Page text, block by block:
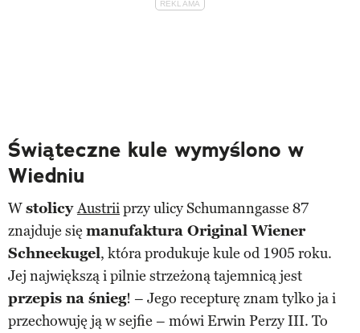
Świąteczne kule wymyślono w
Wiedniu
WstolicyAustriiprzy ulicy Schumanngasse 87
znajduje się manufaktura Original Wiener
Schneekugel, która produkuje kule od 1905 roku.
Jej największą i pilnie strzeżoną tajemnicą jest
przepis na śnieg! – Jego recepturę znam tylko ja i
przechowuję ją w sejfie – mówi Erwin Perzy III. To